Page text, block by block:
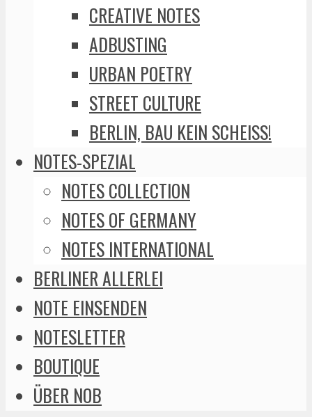
CREATIVE NOTES
ADBUSTING
URBAN POETRY
STREET CULTURE
BERLIN, BAU KEIN SCHEISS!
NOTES-SPEZIAL
NOTES COLLECTION
NOTES OF GERMANY
NOTES INTERNATIONAL
BERLINER ALLERLEI
NOTE EINSENDEN
NOTESLETTER
BOUTIQUE
ÜBER NOB